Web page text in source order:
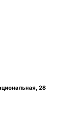
28